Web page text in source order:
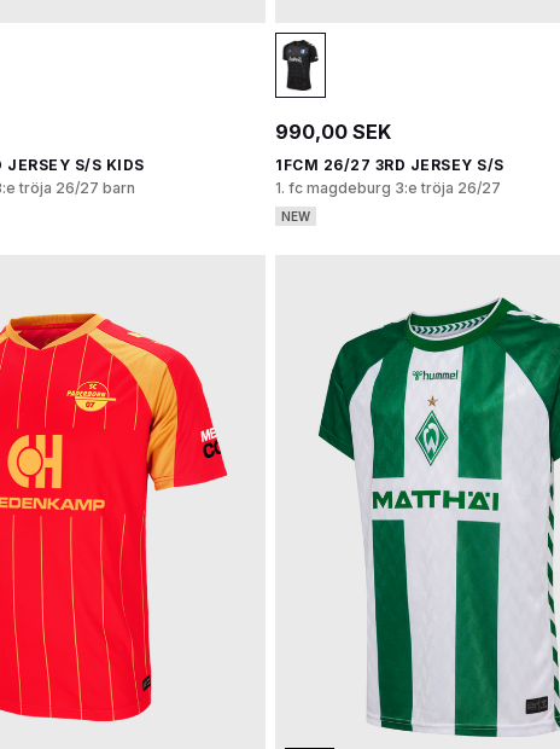
S/S KIDS
tröja 26/27 barn
990,00 SEK
1FCM 26/27 3RD JERSEY S/S
1. fc magdeburg 3:e tröja 26/27
NEW